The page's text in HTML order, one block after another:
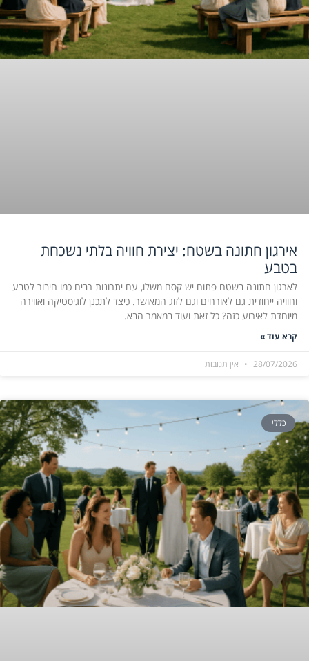
אירגון חתונה בשטח: יצירת חוויה בלתי נשכחת
בטבע
לארגון חתונה בשטח פתוח יש קסם משלו, עם יתרונות רבים כמו חיבור לטבע
וחוויה ייחודית גם לאורחים וגם לזוג המאושר. כיצד לתכנן לוגיסטיקה ואווירה
מיוחדת לאירוע כזה? כל זאת ועוד במאמר הבא.
קרא עוד »
28/07/2026 אין תגובות
כללי